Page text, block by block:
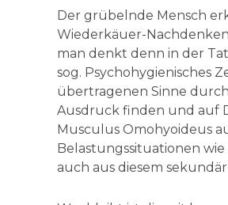
Der grübelnde Mensch
Wiederkäuer-
man denkt denn in der
sog. Psychohygienisches
übertragenen Sinne
Ausdruck finden und auf
Musculus Omohyoideus
Belastungssituationen
auch aus diesem